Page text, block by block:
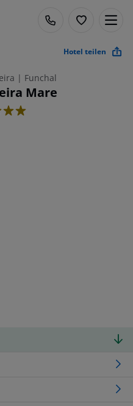
Hotel teilen
| Funchal
Mare